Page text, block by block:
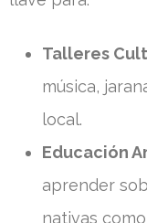
Talleres
música,
local.
Educación
aprender
nativas